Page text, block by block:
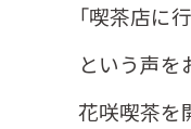
「喫茶店に
という声を
花咲喫茶を